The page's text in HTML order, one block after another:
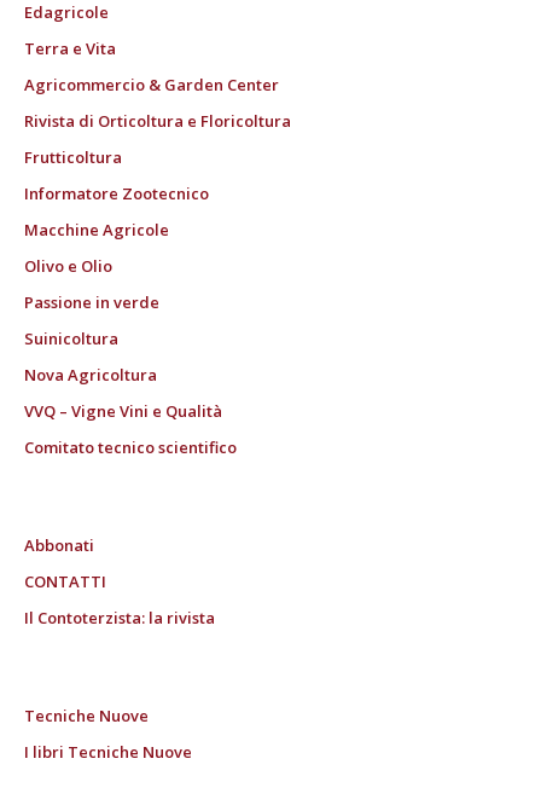
Edagricole
Terra e Vita
Agricommercio & Garden Center
Rivista di Orticoltura e Floricoltura
Frutticoltura
Informatore Zootecnico
Macchine Agricole
Olivo e Olio
Passione in verde
Suinicoltura
Nova Agricoltura
VVQ – Vigne Vini e Qualità
Comitato tecnico scientifico
Abbonati
CONTATTI
Il Contoterzista: la rivista
Tecniche Nuove
I libri Tecniche Nuove